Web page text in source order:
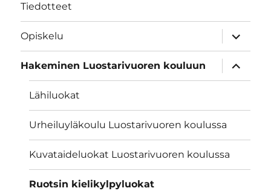
Tiedotteet
Opiskelu
näytä
Hakeminen Luostarivuoren kouluun
näytä
Lähiluokat
Urheiluyläkoulu Luostarivuoren koulussa
Kuvataideluokat Luostarivuoren koulussa
Ruotsin kielikylpyluokat